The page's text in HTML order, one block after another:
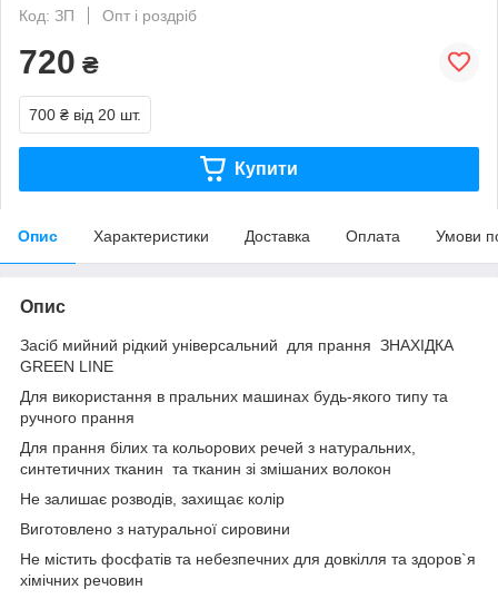
Код: ЗП
Опт і роздріб
720 ₴
700 ₴ від 20 шт.
Купити
Опис Характеристики Доставка Оплата Умови
Опис
Засіб мийний рідкий універсальний для прання ЗНАХІДКА
GREEN LINE
Для використання в пральних машинах будь-якого типу та
ручного прання
Для прання білих та кольорових речей з натуральних,
синтетичних тканин та тканин зі змішаних волокон
Не залишає розводів, захищає колір
Виготовлено з натуральної сировини
Не містить фосфатів та небезпечних для довкілля та здоров`я
хімічних речовин